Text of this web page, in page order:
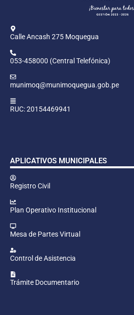
Calle Ancash 275 Moquegua
053-458000 (Central Telefónica)
munimoq@munimoquegua.gob.pe
RUC: 20154469941
APLICATIVOS MUNICIPALES
Registro Civil
Plan Operativo Institucional
Mesa de Partes Virtual
Control de Asistencia
Trámite Documentario